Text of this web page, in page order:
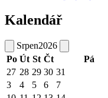
Kalendář
Srpen2026
Po Út St Čt Pá
27 28 29 30 31
3
4 5 6 7